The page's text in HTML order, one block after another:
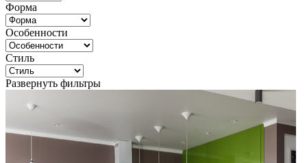
Форма
Особенности
Стиль
Развернуть фильтры